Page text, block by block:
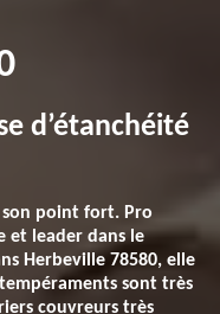
d’étanchéité
son point fort. Pro
et leader dans le
Herbeville 78580, elle
sont très
couvreurs très